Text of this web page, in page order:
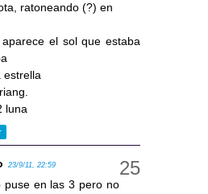
ratoneando (?) en
el sol que estaba
estrella
luna
23/9/11, 22:59
puse en las 3 pero no